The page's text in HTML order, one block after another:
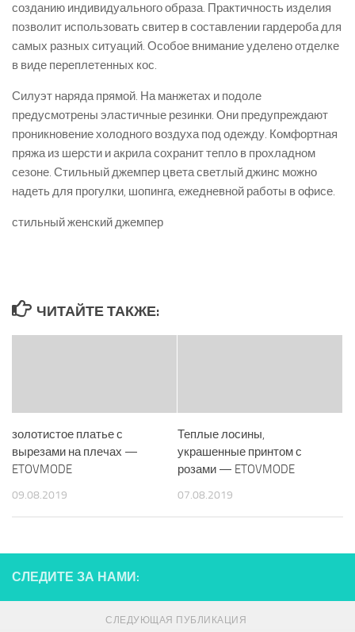
созданию индивидуального образа. Практичность изделия
позволит использовать свитер в составлении гардероба для
самых разных ситуаций. Особое внимание уделено отделке
в виде переплетенных кос.
Силуэт наряда прямой. На манжетах и подоле
предусмотрены эластичные резинки. Они предупреждают
проникновение холодного воздуха под одежду. Комфортная
пряжа из шерсти и акрила сохранит тепло в прохладном
сезоне. Стильный джемпер цвета светлый джинс можно
надеть для прогулки, шопинга, ежедневной работы в офисе.
стильный женский джемпер
ЧИТАЙТЕ ТАКЖЕ:
золотистое платье с
вырезами на плечах —
ETOVMODE
09.08.2019
Теплые лосины,
украшенные принтом с
розами — ETOVMODE
07.08.2019
СЛЕДИТЕ ЗА НАМИ:
СЛЕДУЮЩАЯ ПУБЛИКАЦИЯ